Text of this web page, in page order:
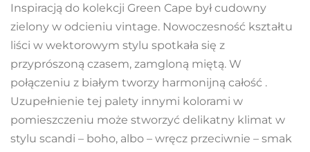
Inspiracją do kolekcji Green Cape był cudowny
zielony w odcieniu vintage. Nowoczesność kształtu
liści w wektorowym stylu spotkała się z
przyprószoną czasem, zamgloną miętą. W
połączeniu z białym tworzy harmonijną całość .
Uzupełnienie tej palety innymi kolorami w
pomieszczeniu może stworzyć delikatny klimat w
stylu scandi – boho, albo – wręcz przeciwnie – smak